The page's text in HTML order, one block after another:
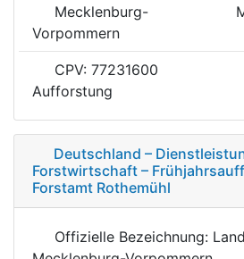
Mecklenburg-
Vorpommern
CPV: 77231600
Aufforstung
Deutschland –
Forstwirtschaft –
Forstamt Rothemühl
Offizielle Bezeichnung: